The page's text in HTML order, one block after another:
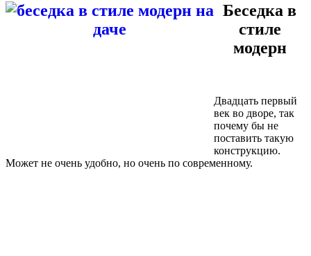
Беседка в
стиле
модерн
Двадцать первый
век во дворе, так
почему бы не
поставить такую
конструкцию.
Может не очень удобно, но очень по современному.